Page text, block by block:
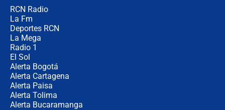
RCN Radio
La Fm
Deportes RCN
La Mega
Radio 1
El Sol
Alerta Bogotá
Alerta Cartagena
Alerta Paisa
Alerta Tolima
Alerta Bucaramanga